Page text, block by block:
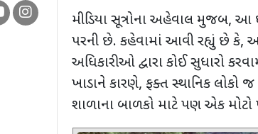
મીડિયા સૂત્રોના અહેવાલ મુજબ, આ
પરની છે. કહેવામાં આવી રહ્યું છે કે,
અધિકારીઓ દ્વારા કોઈ સુધારો
ખાડાને કારણે, ફક્ત સ્થાનિક લોકો જ
શાળાના બાળકો માટે પણ એક